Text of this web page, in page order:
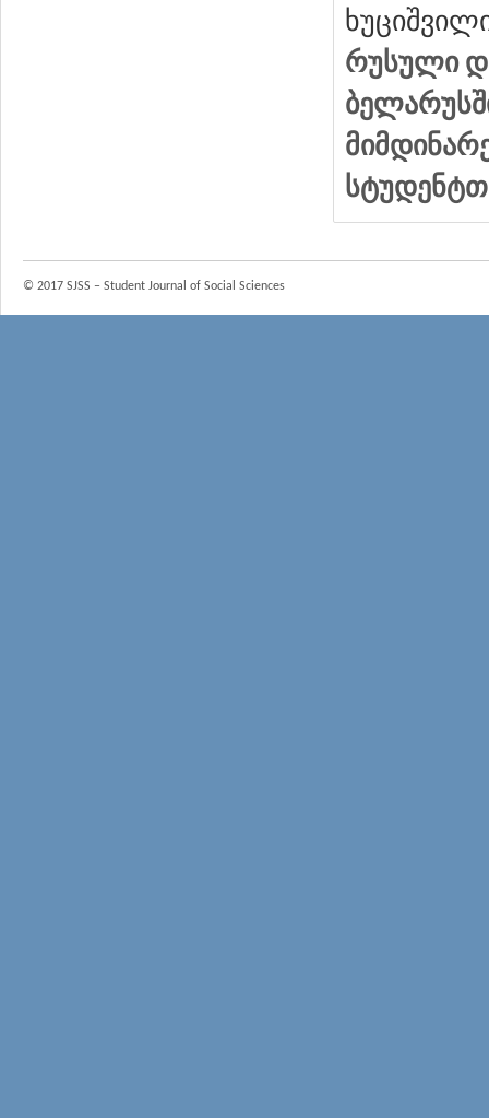
რუსული
© 2017 SJSS – Student Journal of Social Sciences